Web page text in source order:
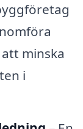
minska
i